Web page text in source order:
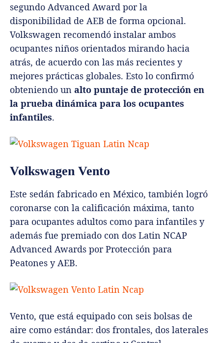
segundo Advanced Award por la
disponibilidad de AEB de forma opcional.
Volkswagen recomendó instalar ambos
ocupantes niños orientados mirando hacia
atrás, de acuerdo con las más recientes y
mejores prácticas globales. Esto lo confirmó
obteniendo un alto puntaje de protección en
la prueba dinámica para los ocupantes
infantiles.
Volkswagen Vento
Este sedán fabricado en México, también logró
coronarse con la calificación máxima, tanto
para ocupantes adultos como para infantiles y
además fue premiado con dos Latin NCAP
Advanced Awards por Protección para
Peatones y AEB.
Vento, que está equipado con seis bolsas de
aire como estándar: dos frontales, dos laterales